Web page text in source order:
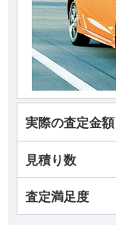
実際の査定金額
見積り数
査定満足度